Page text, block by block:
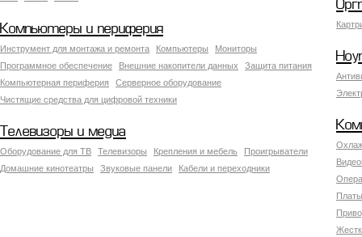
Компьютеры и периферия
Инструмент для монтажа и ремонта Компьютеры
Мониторы
Программное обеспечение
Внешние накопители данных
Защита питания
Компьютерная периферия
Серверное оборудование
Чистящие средства для цифровой техники
Телевизоры и медиа
Оборудование для ТВ Телевизоры Крепления и мебель
Проигрыватели
Домашние кинотеатры
Звуковые панели Кабели и переходники